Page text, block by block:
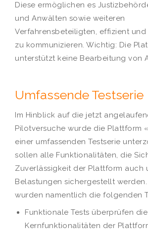
Diese ermöglichen es
und Anwälten sowie weiteren
Verfahrensbeteiligten, effizient
zu kommunizieren. Wichtig: Die
unterstützt keine Bearbeitung von
Umfassende Testserie
Im Hinblick auf die jetzt
Pilotversuche wurde die Plattform
einer umfassenden Testserie
sollen alle Funktionalitäten, die
Zuverlässigkeit der Plattform auch
Belastungen sichergestellt
wurden namentlich die folgenden
Funktionale Tests überprüfen die
Kernfunktionalitäten der